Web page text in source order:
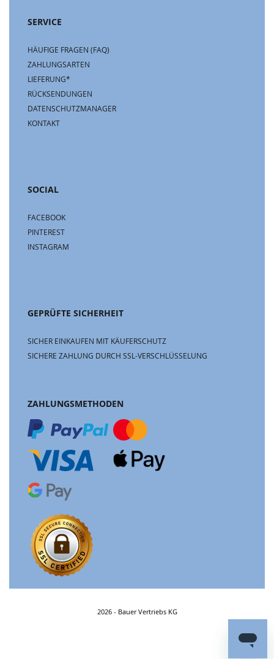
SERVICE
HÄUFIGE FRAGEN (FAQ)
ZAHLUNGSARTEN
LIEFERUNG*
RÜCKSENDUNGEN
DATENSCHUTZMANAGER
KONTAKT
SOCIAL
FACEBOOK
PINTEREST
INSTAGRAM
GEPRÜFTE SICHERHEIT
SICHER EINKAUFEN MIT KÄUFERSCHUTZ
SICHERE ZAHLUNG DURCH SSL-VERSCHLÜSSELUNG
ZAHLUNGSMETHODEN
2026 - Bauer Vertriebs KG